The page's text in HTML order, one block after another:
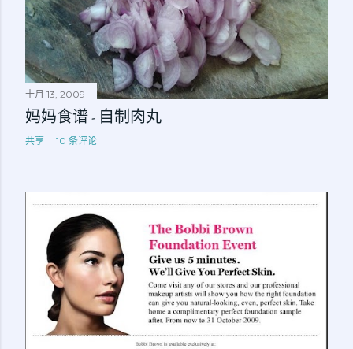
十月 13, 2009
妈妈食谱 - 自制肉丸
共享 10 条评论